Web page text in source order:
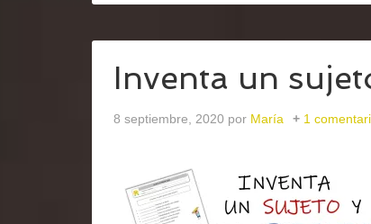
Inventa un
8 septiembre, 2020 por María 1